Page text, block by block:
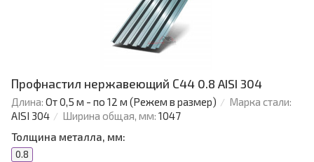
Профнастил нержавеющий С44 0.8 AISI 304
Длина: От 0,5 м - по 12 м (Режем в размер)
Марка стали:
AISI 304
Ширина общая, мм: 1047
Толщина металла, мм:
0.8